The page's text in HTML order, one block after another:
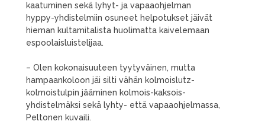
kaatuminen sekä lyhyt- ja vapaaohjelman
hyppy-yhdistelmiin osuneet helpotukset jäivät
hieman kultamitalista huolimatta kaivelemaan
espoolaisluistelijaa.
– Olen kokonaisuuteen tyytyväinen, mutta
hampaankoloon jäi silti vähän kolmoislutz-
kolmoistulpin jääminen kolmois-kaksois-
yhdistelmäksi sekä lyhty- että vapaaohjelmassa,
Peltonen kuvaili.